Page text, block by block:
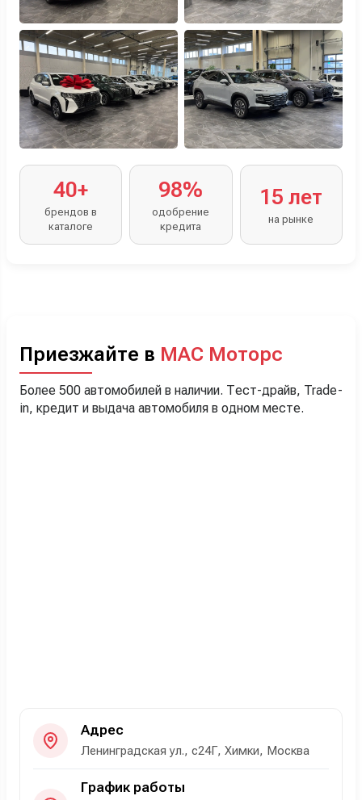
40+
брендов в
каталоге
98%
одобрение
кредита
15 лет
на рынке
Приезжайте в МАС Моторс
Более 500 автомобилей в наличии. Тест-драйв, Trade-
in, кредит и выдача автомобиля в одном месте.
Адрес
Ленинградская ул., с24Г, Химки, Москва
График работы